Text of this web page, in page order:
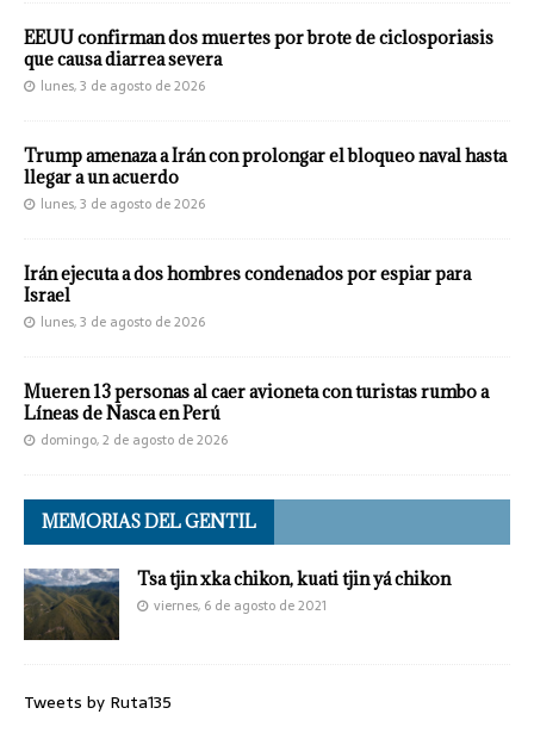
EEUU confirman dos muertes por brote de ciclosporiasis
que causa diarrea severa
lunes, 3 de agosto de 2026
Trump amenaza a Irán con prolongar el bloqueo naval hasta
llegar a un acuerdo
lunes, 3 de agosto de 2026
Irán ejecuta a dos hombres condenados por espiar para
Israel
lunes, 3 de agosto de 2026
Mueren 13 personas al caer avioneta con turistas rumbo a
Líneas de Nasca en Perú
domingo, 2 de agosto de 2026
MEMORIAS DEL GENTIL
Tsa tjin xka chikon, kuati tjin yá chikon
viernes, 6 de agosto de 2021
Tweets by Ruta135